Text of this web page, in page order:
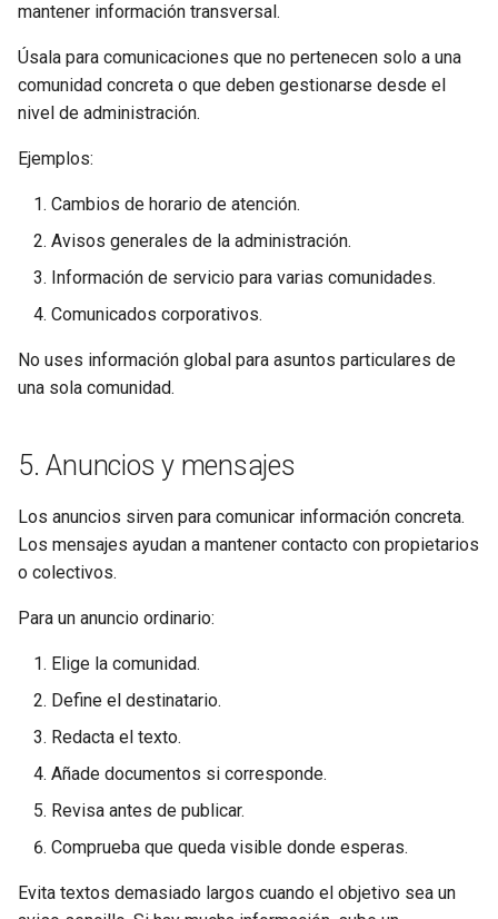
mantener información transversal.
Úsala para comunicaciones que no pertenecen solo a una
comunidad concreta o que deben gestionarse desde el
nivel de administración.
Ejemplos:
Cambios de horario de atención.
Avisos generales de la administración.
Información de servicio para varias comunidades.
Comunicados corporativos.
No uses información global para asuntos particulares de
una sola comunidad.
5. Anuncios y mensajes
Los anuncios sirven para comunicar información concreta.
Los mensajes ayudan a mantener contacto con propietarios
o colectivos.
Para un anuncio ordinario:
Elige la comunidad.
Define el destinatario.
Redacta el texto.
Añade documentos si corresponde.
Revisa antes de publicar.
Comprueba que queda visible donde esperas.
Evita textos demasiado largos cuando el objetivo sea un